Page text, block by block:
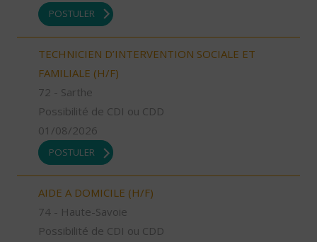
POSTULER
TECHNICIEN D’INTERVENTION SOCIALE ET
FAMILIALE (H/F)
72 - Sarthe
Possibilité de CDI ou CDD
01/08/2026
POSTULER
AIDE A DOMICILE (H/F)
74 - Haute-Savoie
Possibilité de CDI ou CDD